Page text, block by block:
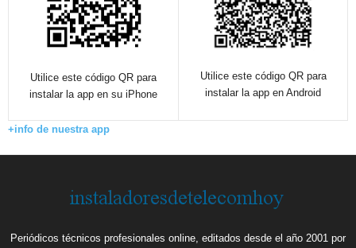
Utilice este código QR para
instalar la app en su iPhone
Utilice este código QR para
instalar la app en Android
+info de nuestra app
Periódicos técnicos profesionales online, editados desde el año 2001 por